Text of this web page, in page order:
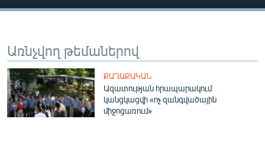
ԱՐԽԻՎ
ԲԱՆԱՎԵՃ
ՁԳՏԵԼՈՎ ԼԱՎԱԳՈՒՅՆԻՆ
ՓՈԴՔԱՍԹ
Առնչվող թեմաներով
ՔԱՂԱՔԱԿԱՆ
Ազատության հրապարակում
կանցկացվի «ոչ զանգվածային
միջոցառում»